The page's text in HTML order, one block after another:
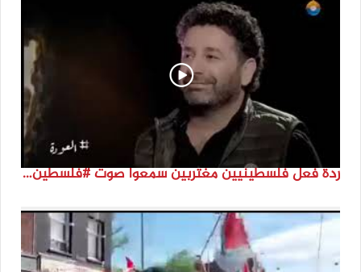
ردة فعل فلسطينيين مغتربين سمعوا صوت #فلسطين لأول مرة #نتماء2022 #القدس_موعدنا #النكبة74